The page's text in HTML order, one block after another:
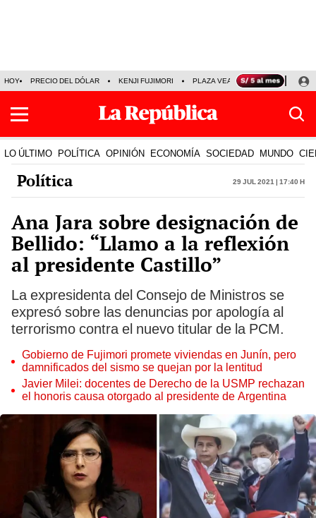
HOY PRECIO DEL DÓLAR KENJI FUJIMORI PLAZA VEA FERIADOS
LO ÚLTIMO POLÍTICA OPINIÓN ECONOMÍA SOCIEDAD MUNDO
Política 29 Jul 2021 | 17:40 h
Ana Jara sobre designación de
Bellido: “Llamo a la reflexión
al presidente Castillo”
La expresidenta del Consejo de Ministros se
expresó sobre las denuncias por apología al
terrorismo contra el nuevo titular de la PCM.
Gobierno de Fujimori promete viviendas en Junín, pero
damnificados del sismo se quejan por la lentitud
Javier Milei: docentes de Derecho de la USMP rechazan
el honoris causa otorgado al presidente de Argentina